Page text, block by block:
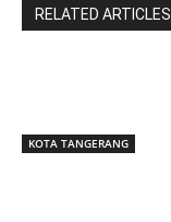
RELATED ARTICLES
KOTA TANGERANG